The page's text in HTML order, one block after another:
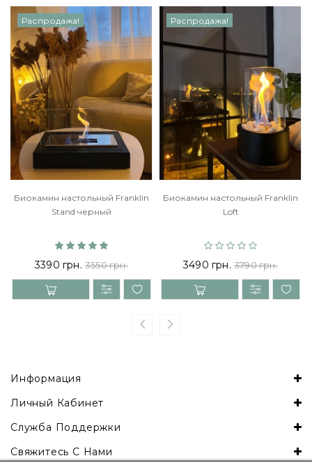
Распродажа!
Биокамин настольный Franklin
Stand черный
3390 грн. 3550 грн.
Распродажа!
Биокамин настольный Franklin
Loft
3490 грн. 3790 грн.
Информация
Личный Кабинет
Служба Поддержки
Свяжитесь С Нами